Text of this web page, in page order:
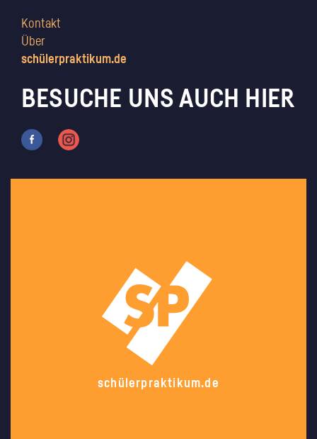
Kontakt
Über
schülerpraktikum.de
BESUCHE UNS AUCH HIER
schülerpraktikum.de